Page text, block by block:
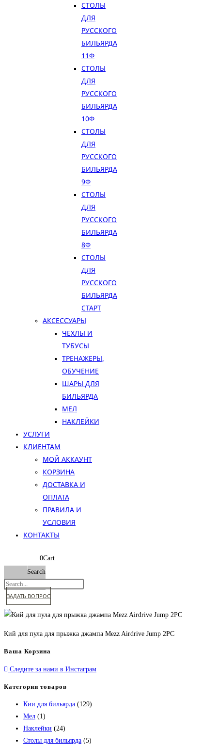
СТОЛЫ
ДЛЯ
РУССКОГО
БИЛЬЯРДА
11Ф
СТОЛЫ
ДЛЯ
РУССКОГО
БИЛЬЯРДА
10Ф
СТОЛЫ
ДЛЯ
РУССКОГО
БИЛЬЯРДА
9Ф
СТОЛЫ
ДЛЯ
РУССКОГО
БИЛЬЯРДА
8Ф
СТОЛЫ
ДЛЯ
РУССКОГО
БИЛЬЯРДА
СТАРТ
АКСЕССУАРЫ
ЧЕХЛЫ И
ТУБУСЫ
ТРЕНАЖЕРЫ,
ОБУЧЕНИЕ
ШАРЫ ДЛЯ
БИЛЬЯРДА
МЕЛ
НАКЛЕЙКИ
УСЛУГИ
КЛИЕНТАМ
МОЙ АККАУНТ
КОРЗИНА
ДОСТАВКА И
ОПЛАТА
ПРАВИЛА И
УСЛОВИЯ
КОНТАКТЫ
0Cart
Search
ЗАДАТЬ ВОПРОС
Кий для пула для прыжка джампа Mezz Airdrive Jump 2PC
Ваша Корзина
Следите за нами в Инстаграм
Категории товаров
Кии для бильярда (129)
Мел (1)
Наклейки (24)
Столы для бильярда (5)